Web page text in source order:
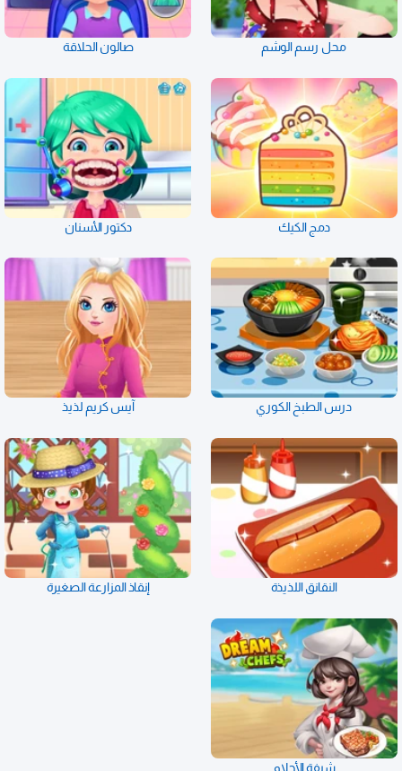
محل رسم الوشم صالون الحلاقة
دمج الكيك دكتور الأسنان
درس الطبخ الكوري آيس كريم لذيذ
النقانق اللذيذة إنقاذ المزارعة الصغيرة
شيفة الأحلام